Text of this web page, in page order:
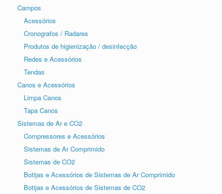
Campos
Acessórios
Cronografos / Radares
Produtos de higienização / desinfecção
Redes e Acessórios
Tendas
Canos e Acessórios
Limpa Canos
Tapa Canos
Sistemas de Ar e CO2
Compressores e Acessórios
Sistemas de Ar Comprimido
Sistemas de CO2
Botijas e Acessórios de Sistemas de Ar Comprimido
Botijas e Acessórios de Sistemas de CO2